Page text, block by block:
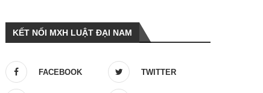
KẾT NỐI MXH LUẬT ĐẠI NAM
FACEBOOK TWITTER